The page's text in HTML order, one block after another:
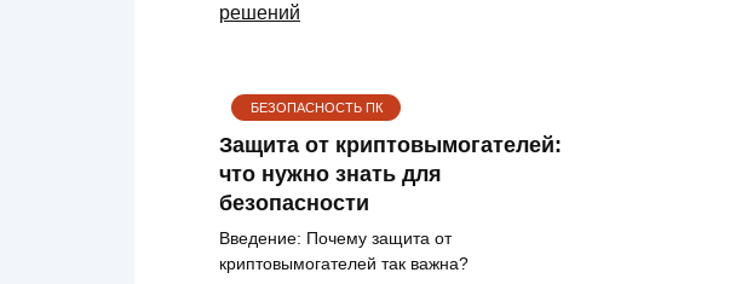
решений
БЕЗОПАСНОСТЬ ПК
Защита от криптовымогателей:
что нужно знать для
безопасности
Введение: Почему защита от
криптовымогателей так важна?